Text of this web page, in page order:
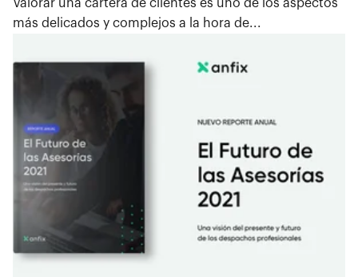
Valorar una cartera de clientes es uno de los aspectos
más delicados y complejos a la hora de...